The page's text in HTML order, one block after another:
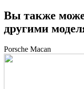
Вы также
другими
Porsche Macan